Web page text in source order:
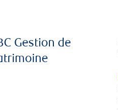
Gestion de